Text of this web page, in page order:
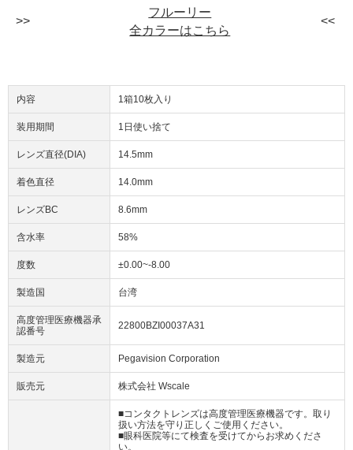
フルーリー
全カラーはこちら
内容 1箱10枚入り
装用期間 1日使い捨て
レンズ直径(DIA) 14.5mm
着色直径 14.0mm
レンズBC 8.6mm
含水率 58%
度数 ±0.00~-8.00
製造国 台湾
高度管理医療機器承
認番号
22800BZI00037A31
製造元 Pegavision Corporation
販売元 株式会社 Wscale
■コンタクトレンズは高度管理医療機器です。取り
扱い方法を守り正しくご使用ください。
■眼科医院等にて検査を受けてからお求めくださ
い。